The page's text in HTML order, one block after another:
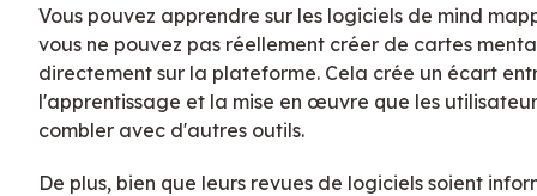
Vous pouvez apprendre sur les logiciels de mind
vous ne pouvez pas réellement créer de cartes
directement sur la plateforme. Cela crée un écart
l'apprentissage et la mise en œuvre que les
combler avec d'autres outils.
De plus, bien que leurs revues de logiciels soient